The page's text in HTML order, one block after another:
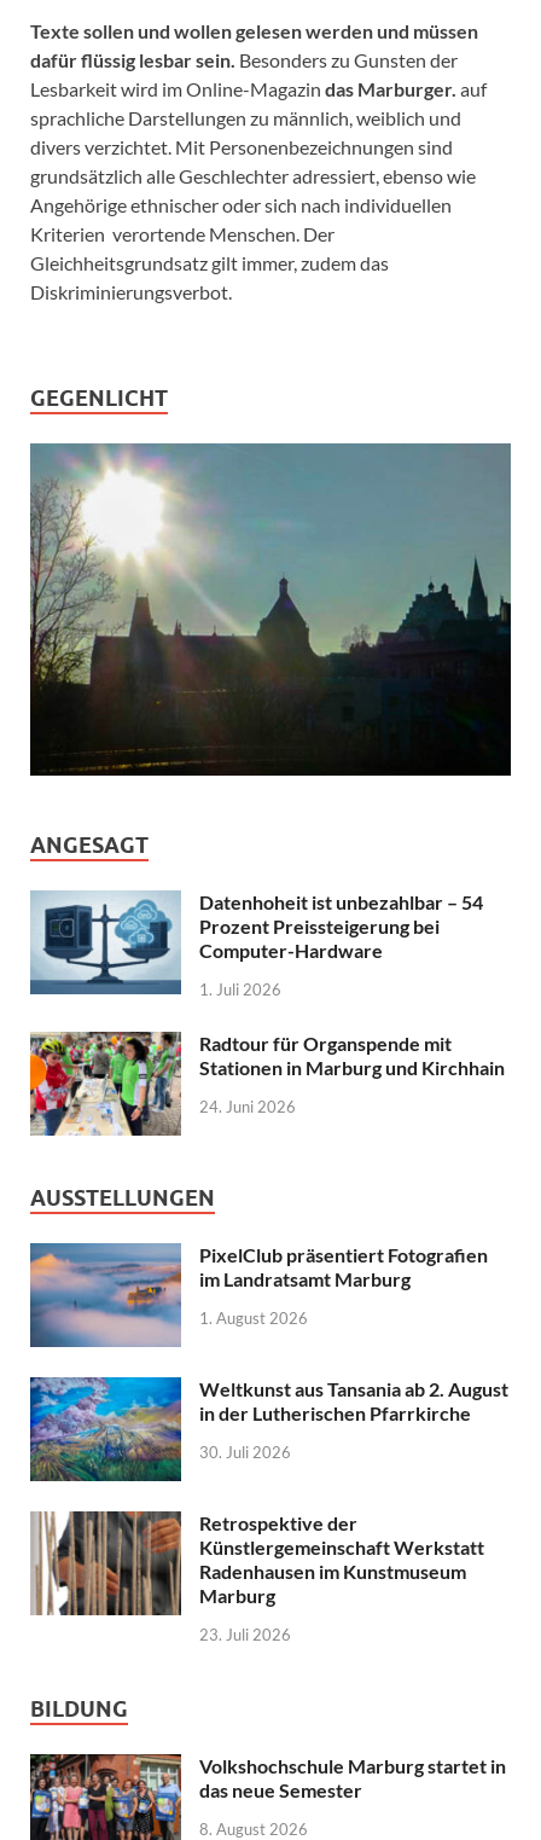
Texte sollen und wollen gelesen werden und müssen
dafür flüssig lesbar sein. Besonders zu Gunsten der
Lesbarkeit wird im Online-Magazin das Marburger. auf
sprachliche Darstellungen zu männlich, weiblich und
divers verzichtet. Mit Personenbezeichnungen sind
grundsätzlich alle Geschlechter adressiert, ebenso wie
Angehörige ethnischer oder sich nach individuellen
Kriterien verortende Menschen. Der
Gleichheitsgrundsatz gilt immer, zudem das
Diskriminierungsverbot.
GEGENLICHT
ANGESAGT
Datenhoheit ist unbezahlbar – 54
Prozent Preissteigerung bei
Computer-Hardware
1. Juli 2026
Radtour für Organspende mit
Stationen in Marburg und Kirchhain
24. Juni 2026
AUSSTELLUNGEN
PixelClub präsentiert Fotografien
im Landratsamt Marburg
1. August 2026
Weltkunst aus Tansania ab 2. August
in der Lutherischen Pfarrkirche
30. Juli 2026
Retrospektive der
Künstlergemeinschaft Werkstatt
Radenhausen im Kunstmuseum
Marburg
23. Juli 2026
BILDUNG
Volkshochschule Marburg startet in
das neue Semester
8. August 2026